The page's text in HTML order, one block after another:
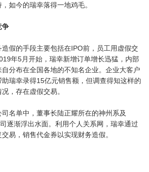
如今的瑞幸落得一地鸡毛。
争
假的手段主要包括在IPO前，员工用虚假交
年5月开始，瑞幸新增订单增长迅猛，内部
分布在全国各地的不知名企业。企业大客户
瑞幸录得15亿元销售额，但调查得知这样的
，存在虚假交易。
名单中，董事长陆正耀所在的神州系及
逐渐浮出水面。利用个人关系网，瑞幸通过
易，销售代金券以实现财务造假。